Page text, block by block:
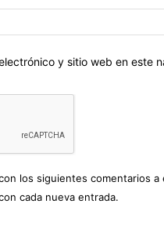
y sitio web en este
los siguientes comentarios a
cada nueva entrada.